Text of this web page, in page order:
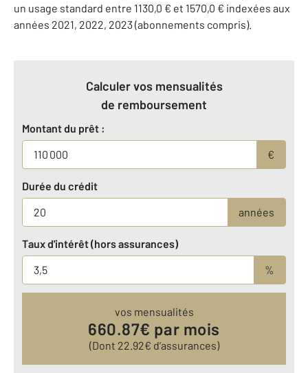
un usage standard entre 1130,0 € et 1570,0 € indexées aux
années 2021, 2022, 2023 (abonnements compris).
Calculer vos mensualités
de remboursement
Montant du prêt :
€
Durée du crédit
années
Taux d'intérêt (hors assurances)
%
vos mensualités
660.87€ par mois
(Dont 22.92€ d’assurances)